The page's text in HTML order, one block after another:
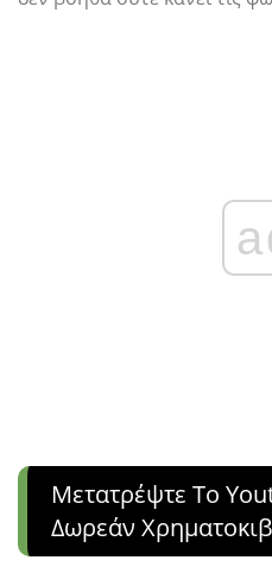
Μετατρέψτε Το
Δωρεάν